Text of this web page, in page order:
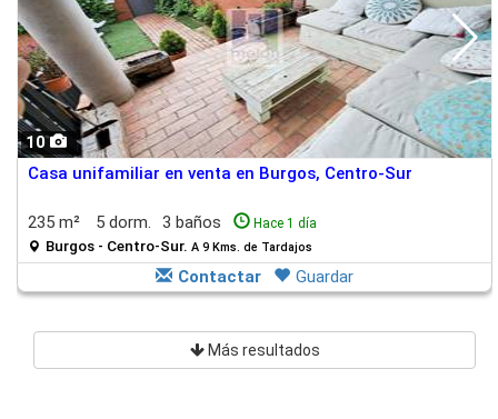
10
Casa unifamiliar en venta en Burgos, Centro-Sur
235 m² 5 dorm. 3 baños Hace 1 día
Burgos - Centro-Sur. A 9 Kms. de Tardajos
Contactar Guardar
Más resultados